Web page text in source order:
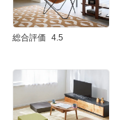
総合評価 4.5